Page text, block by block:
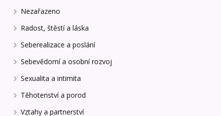
Nezařazeno
Radost, štěstí a láska
Seberealizace a poslání
Sebevědomí a osobní rozvoj
Sexualita a intimita
Těhotenství a porod
Vztahy a partnerství